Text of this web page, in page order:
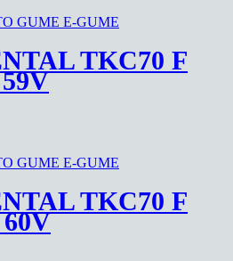
TKC70 F
TKC70 F
60V